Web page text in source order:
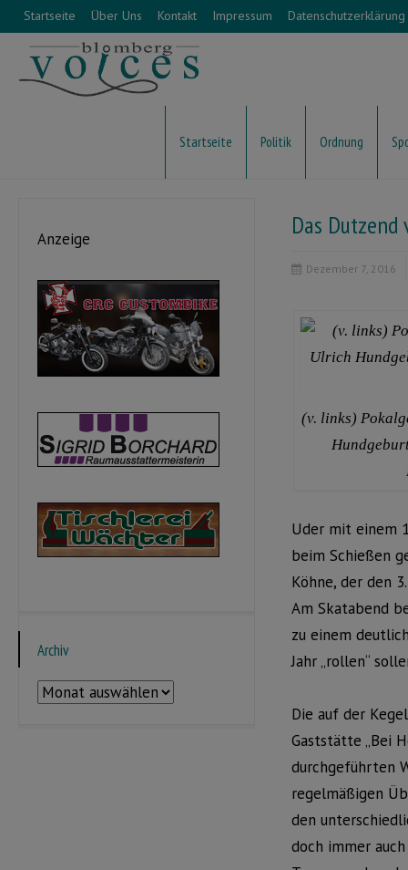
Startseite Über Uns Kontakt Impressum Datenschutzerklärung
Startseite Politik Ordnung
Das
Dezember 7, 2016
(v. links)
Uder mit einem
beim Schießen
Köhne, der den
Am Skatabend
zu einem
Jahr „rollen“
Die auf der
Gaststätte „Bei
durchgeführten
regelmäßigen
den
doch immer
Anzeige
Archiv
Archiv